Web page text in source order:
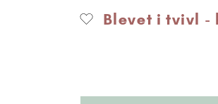
Blevet i tvivl -